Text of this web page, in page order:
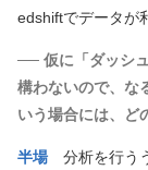
edshiftでデータが
── 仮に「ダッシ
構わないので、な
いう場合には、ど
半場分析を行うう